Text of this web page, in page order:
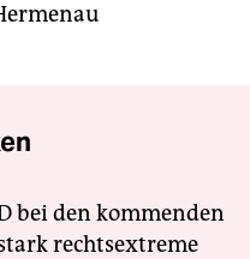
bei den kommenden
rechtsextreme